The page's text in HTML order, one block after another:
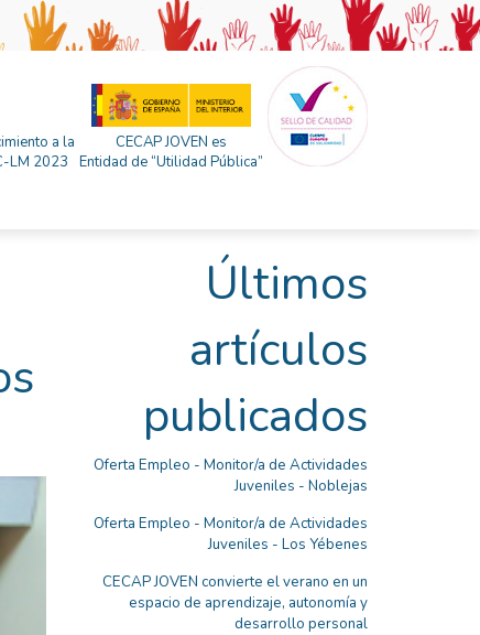
a la
LM 2023
CECAP JOVEN es
Entidad de “Utilidad Pública”
Últimos
artículos
publicados
Oferta Empleo - Monitor/a de Actividades
Juveniles - Noblejas
Oferta Empleo - Monitor/a de Actividades
Juveniles - Los Yébenes
CECAP JOVEN convierte el verano en un
espacio de aprendizaje, autonomía y
desarrollo personal